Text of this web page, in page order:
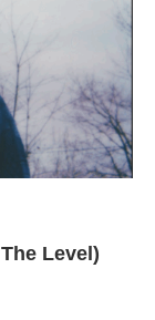
Level)